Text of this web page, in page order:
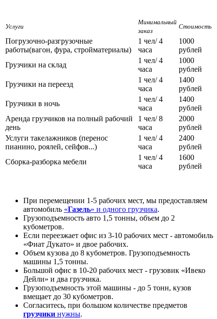
Услуги
Минимальный
заказ
Стоимость
Погрузочно-разгрузочные
работы(вагон, фура, стройматериалы)
1 чел/ 4
часа
1000
рублей
Грузчики на склад
1 чел/ 4
часа
1000
рублей
Грузчики на переезд
1 чел/ 4
часа
1400
рублей
Грузчики в ночь
1 чел/ 4
часа
1400
рублей
Аренда грузчиков на полный рабочий
день
1 чел/ 8
часа
2000
рублей
Услуги такелажников (перенос
пианино, роялей, сейфов...)
1 чел/ 4
часа
2400
рублей
Сборка-разборка мебели
1 чел/ 4
часа
1600
рублей
При перемещении 1-5 рабочих мест, мы предоставляем
автомобиль «Газель» и одного грузчика.
Грузоподъемность авто 1,5 тонны, объем до 2
кубометров.
Если переезжает офис из 3-10 рабочих мест - автомобиль
«Фиат Дукато» и двое рабочих.
Объем кузова до 8 кубометров. Грузоподъемность
машины 1,5 тонны.
Большой офис в 10-20 рабочих мест - грузовик «Ивеко
Дейли» и два грузчика.
Грузоподъемность этой машины - до 5 тонн, кузов
вмещает до 30 кубометров.
Согласитесь, при большом количестве предметов
грузчики нужны.